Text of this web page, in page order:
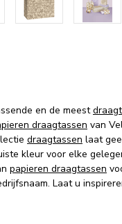
en de meest
draagtassen van
draagtassen laat
kleur voor elke
papieren draagtassen
Laat u